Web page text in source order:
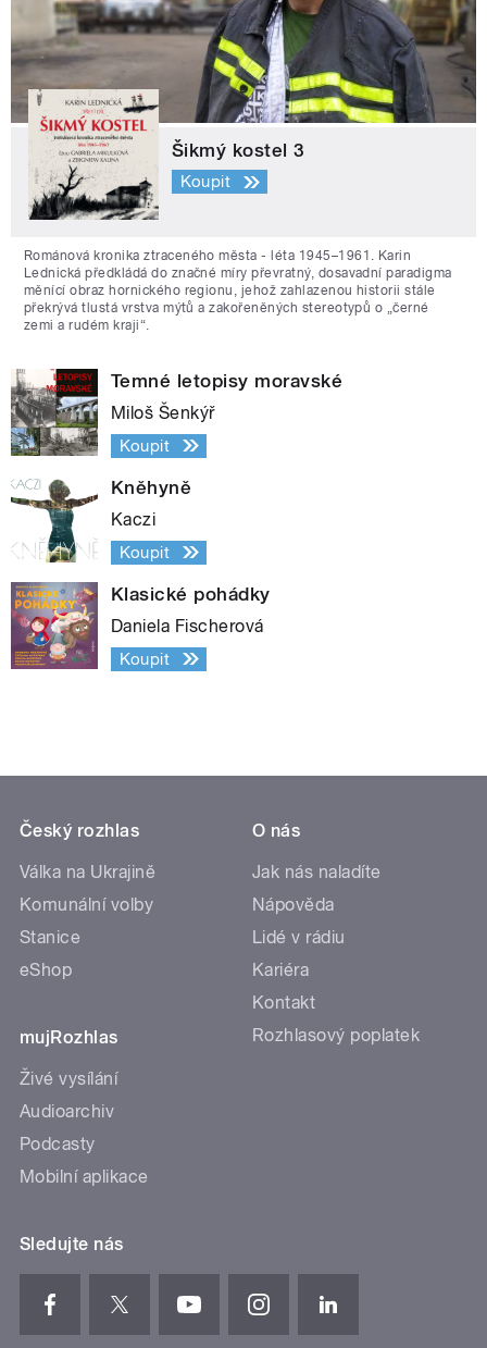
Šikmý kostel 3
Koupit
Románová kronika ztraceného města - léta 1945–1961. Karin
Lednická předkládá do značné míry převratný, dosavadní paradigma
měnící obraz hornického regionu, jehož zahlazenou historii stále
překrývá tlustá vrstva mýtů a zakořeněných stereotypů o „černé
zemi a rudém kraji“.
Temné letopisy moravské
Miloš Šenkýř
Koupit
Kněhyně
Kaczi
Koupit
Klasické pohádky
Daniela Fischerová
Koupit
Český rozhlas
Válka na Ukrajině
Komunální volby
Stanice
eShop
mujRozhlas
Živé vysílání
Audioarchiv
Podcasty
Mobilní aplikace
O nás
Jak nás naladíte
Nápověda
Lidé v rádiu
Kariéra
Kontakt
Rozhlasový poplatek
Sledujte nás